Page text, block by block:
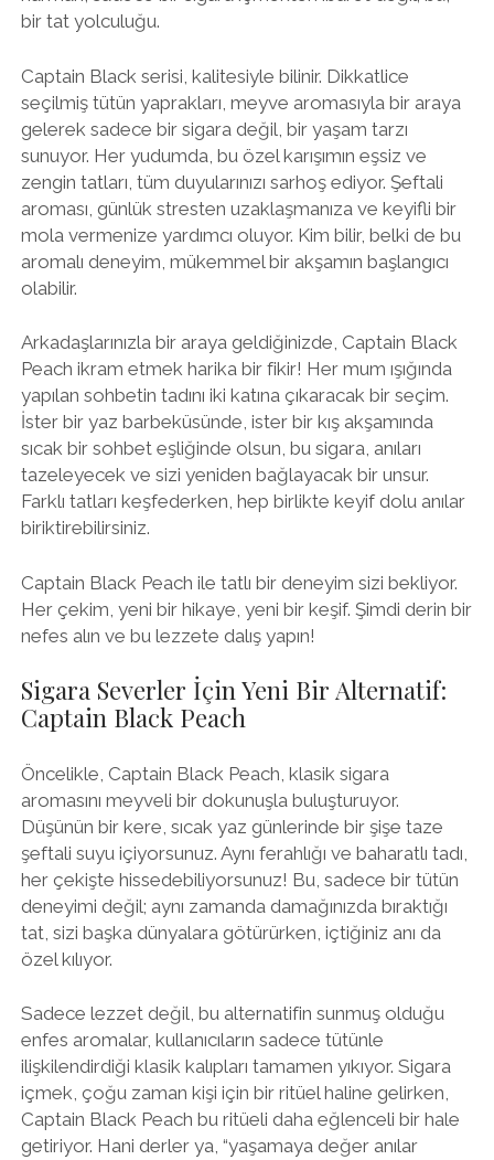
bir tat yolculuğu.
Captain Black serisi, kalitesiyle bilinir. Dikkatlice
seçilmiş tütün yaprakları, meyve aromasıyla bir araya
gelerek sadece bir sigara değil, bir yaşam tarzı
sunuyor. Her yudumda, bu özel karışımın eşsiz ve
zengin tatları, tüm duyularınızı sarhoş ediyor. Şeftali
aroması, günlük stresten uzaklaşmanıza ve keyifli bir
mola vermenize yardımcı oluyor. Kim bilir, belki de bu
aromalı deneyim, mükemmel bir akşamın başlangıcı
olabilir.
Arkadaşlarınızla bir araya geldiğinizde, Captain Black
Peach ikram etmek harika bir fikir! Her mum ışığında
yapılan sohbetin tadını iki katına çıkaracak bir seçim.
İster bir yaz barbeküsünde, ister bir kış akşamında
sıcak bir sohbet eşliğinde olsun, bu sigara, anıları
tazeleyecek ve sizi yeniden bağlayacak bir unsur.
Farklı tatları keşfederken, hep birlikte keyif dolu anılar
biriktirebilirsiniz.
Captain Black Peach ile tatlı bir deneyim sizi bekliyor.
Her çekim, yeni bir hikaye, yeni bir keşif. Şimdi derin bir
nefes alın ve bu lezzete dalış yapın!
Sigara Severler İçin Yeni Bir Alternatif:
Captain Black Peach
Öncelikle, Captain Black Peach, klasik sigara
aromasını meyveli bir dokunuşla buluşturuyor.
Düşünün bir kere, sıcak yaz günlerinde bir şişe taze
şeftali suyu içiyorsunuz. Aynı ferahlığı ve baharatlı tadı,
her çekişte hissedebiliyorsunuz! Bu, sadece bir tütün
deneyimi değil; aynı zamanda damağınızda bıraktığı
tat, sizi başka dünyalara götürürken, içtiğiniz anı da
özel kılıyor.
Sadece lezzet değil, bu alternatifin sunmuş olduğu
enfes aromalar, kullanıcıların sadece tütünle
ilişkilendirdiği klasik kalıpları tamamen yıkıyor. Sigara
içmek, çoğu zaman kişi için bir ritüel haline gelirken,
Captain Black Peach bu ritüeli daha eğlenceli bir hale
getiriyor. Hani derler ya, “yaşamaya değer anılar